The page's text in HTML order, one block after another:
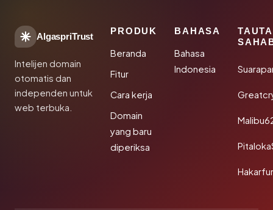
AlgaspriTrust
Intelijen domain
otomatis dan
independen untuk
web terbuka.
PRODUK
Beranda
Fitur
Cara kerja
Domain
yang baru
diperiksa
BAHASA
Bahasa
Indonesia